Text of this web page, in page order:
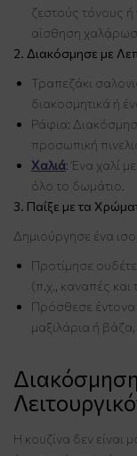
ζεστούς τόνους ή
αίσθηση
2. Διακόσμησε με
Τραπεζάκι
διακοσμητικά ή
Ράφια:
προσωπική
Χαλιά: Ένα χαλί
όλο το δωμάτιο.
3. Παίξε με τα
Δημιούργησε ένα
Προτίμησε
(π.χ., καναπές και
Πρόσθεσε
μαξιλάρια ή
Διακόσμηση
Η κουζίνα δεν είναι